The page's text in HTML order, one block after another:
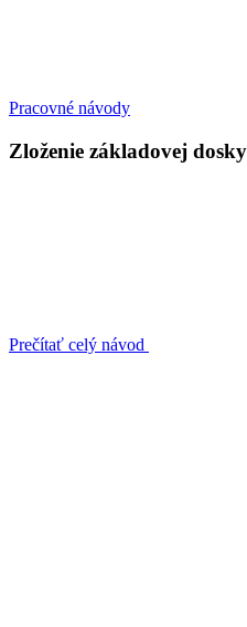
Pracovné návody
Zloženie základovej
Prečítať celý návod